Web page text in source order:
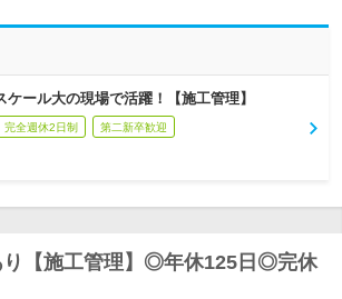
ール大の現場で活躍！【施工管理】
完全週休2日制 第二新卒歓迎
り【施工管理】◎年休125日◎完休